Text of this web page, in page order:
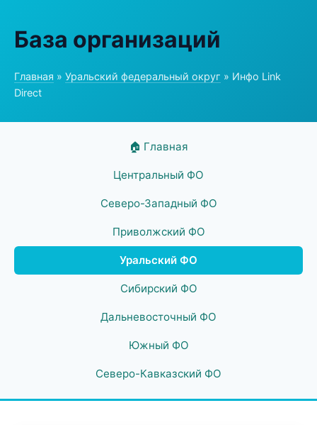
База организаций
Главная » Уральский федеральный округ » Инфо Link
Direct
🏠 Главная
Центральный ФО
Северо-Западный ФО
Приволжский ФО
Уральский ФО
Сибирский ФО
Дальневосточный ФО
Южный ФО
Северо-Кавказский ФО